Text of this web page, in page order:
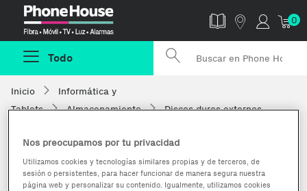
0
Todo
Inicio
Informática y
Tablets
Almacenamiento Discos duros externos
Nos preocupamos por tu privacidad
Utilizamos cookies y tecnologías similares propias y de terceros, de
sesión o persistentes, para hacer funcionar de manera segura nuestra
página web y personalizar su contenido. Igualmente, utilizamos cookies